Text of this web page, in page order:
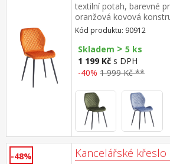
textilní potah, barevné
oranžová kovová
provedení černá výška
nosnost do 120 kg
Kód produktu: 90912
Skladem > 5 ks
1 199 Kč s DPH
-40% 1 999 Kč **
-48% Kancelářské křeslo